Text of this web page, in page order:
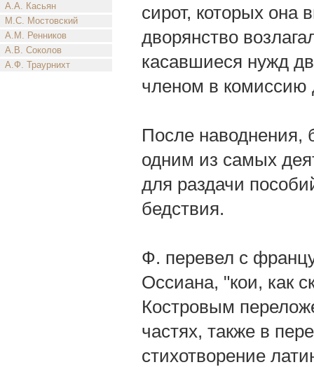
А.А. Касьян
М.С. Мостовский
А.М. Ренников
А.В. Соколов
А.Ф. Траурнихт
сирот, которых она
дворянство
касавшиеся нужд
членом в комиссию
После наводнения,
одним из самых
для раздачи
бедствия.
Ф. перевел с
Оссиана, "кои, как
Костровым
частях, также в
стихотворение